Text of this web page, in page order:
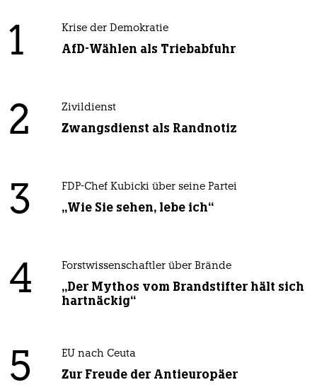
1 Krise der Demokratie
AfD-Wählen als Triebabfuhr
2 Zivildienst
Zwangsdienst als Randnotiz
3 FDP-Chef Kubicki über seine Partei
„Wie Sie sehen, lebe ich“
4 Forstwissenschaftler über Brände
„Der Mythos vom Brandstifter hält sich
hartnäckig“
5 EU nach Ceuta
Zur Freude der Antieuropäer